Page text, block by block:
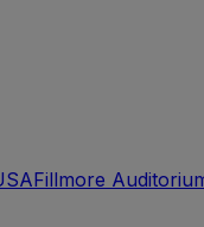
Fillmore